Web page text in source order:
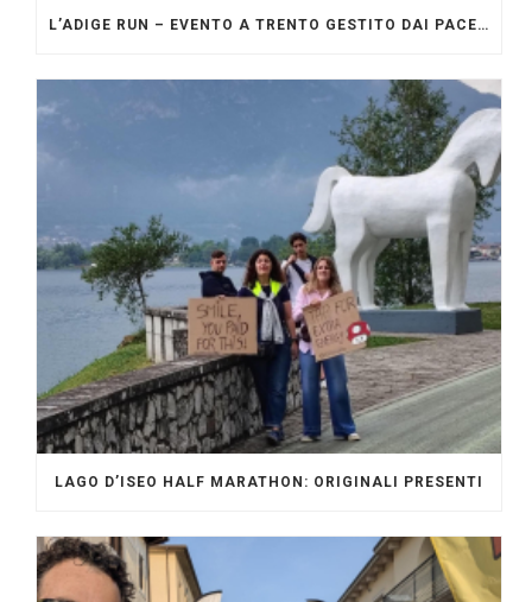
L’ADIGE RUN – EVENTO A TRENTO GESTITO DAI PACERS GLI ORIGINALI
LAGO D’ISEO HALF MARATHON: ORIGINALI PRESENTI